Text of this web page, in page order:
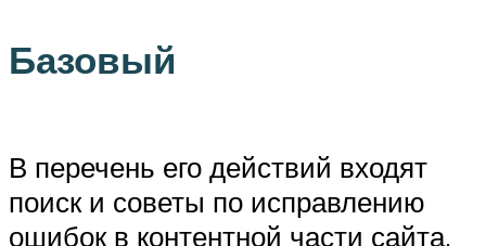
Базовый
В перечень его действий входят
поиск и советы по исправлению
ошибок в контентной части сайта.